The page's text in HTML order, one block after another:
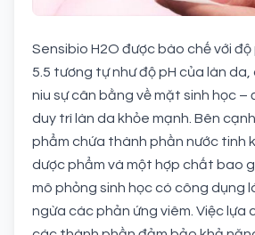
Sensibio H2O được bào chế với độ
5.5 tương tự như độ pH của làn
niu sự cân bằng về mặt sinh học –
duy trì làn da khỏe mạnh. Bên
phẩm chứa thành phần nước tinh
dược phẩm và một hợp chất bao
mô phỏng sinh học có công dụng
ngừa các phản ứng viêm. Việc lựa